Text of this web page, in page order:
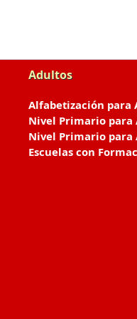
Adultos
Alfabetización para
Nivel Primario para
Nivel Primario para
Escuelas con